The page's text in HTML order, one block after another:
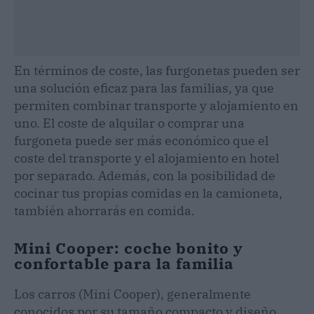
En términos de coste, las furgonetas pueden ser
una solución eficaz para las familias, ya que
permiten combinar transporte y alojamiento en
uno. El coste de alquilar o comprar una
furgoneta puede ser más económico que el
coste del transporte y el alojamiento en hotel
por separado. Además, con la posibilidad de
cocinar tus propias comidas en la camioneta,
también ahorrarás en comida.
Mini Cooper: coche bonito y
confortable para la familia
Los сarros (Mini Cooper), generalmente